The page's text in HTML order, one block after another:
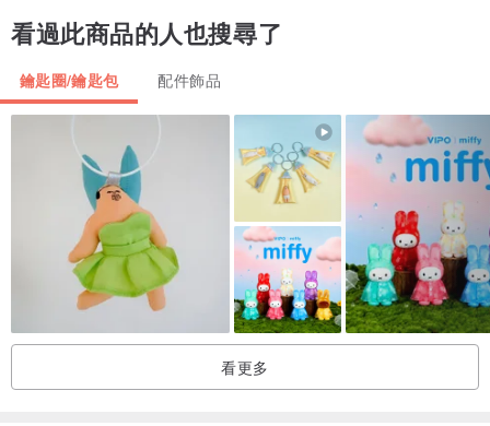
看過此商品的人也搜尋了
鑰匙圈/鑰匙包 配件飾品
看更多